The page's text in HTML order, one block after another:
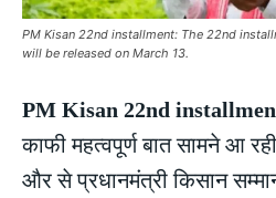
PM Kisan 22nd installment: The 22nd
will be released on March 13.
PM Kisan 22nd
काफी महत्वपूर्ण बात सामने आ
और से प्रधानमंत्री किसान